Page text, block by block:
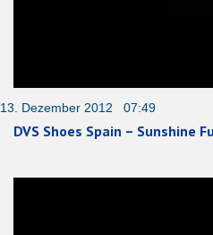
13. Dezember 2012 07:49
DVS Shoes Spain – Sunshine